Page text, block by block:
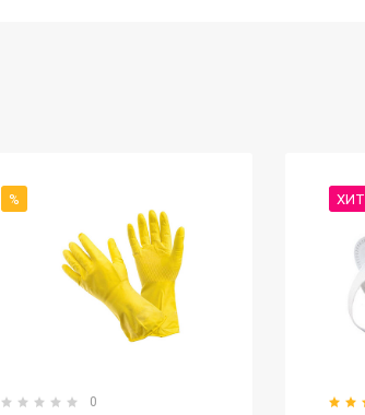
%
0
ХИТ